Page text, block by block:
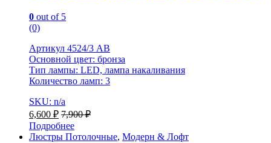
0 out of 5
(0)
Артикул 4524/3 AB
Основной цвет: бронза
Тип лампы: LED, лампа накаливания
Количество ламп: 3
SKU: n/a
6,600 ₽ 7,900₽
Подробнее
Люстры Потолочные, Модерн & Лофт